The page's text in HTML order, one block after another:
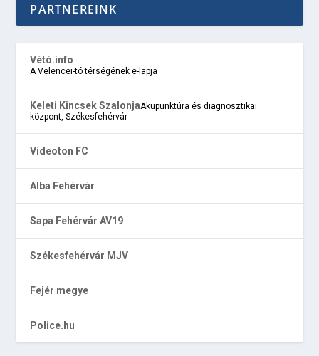
PARTNEREINK
Vétó.info
A Velencei-tó térségének e-lapja
Keleti Kincsek SzalonjaAkupunktúra és diagnosztikai
központ, Székesfehérvár
Videoton FC
Alba Fehérvár
Sapa Fehérvár AV19
Székesfehérvár MJV
Fejér megye
Police.hu